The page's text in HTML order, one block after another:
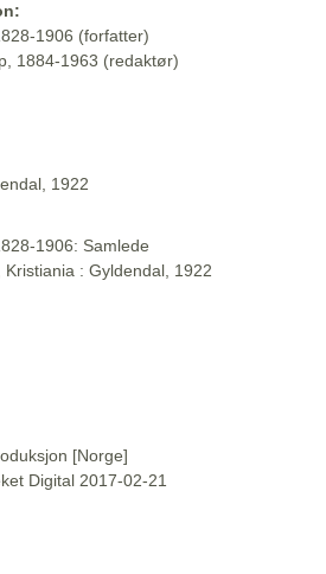
1906 (forfatter)
1884-1963 (redaktør)
1922
1906: Samlede
: Gyldendal, 1922
[Norge]
Digital 2017-02-21